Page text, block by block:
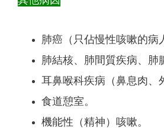
肺癌（只佔慢性咳嗽的病
肺結核、肺間質疾病、肺
耳鼻喉科疾病（鼻息肉、
食道憩室。
機能性（精神）咳嗽。